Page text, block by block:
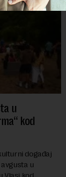
u
kod
događaj
avgusta u